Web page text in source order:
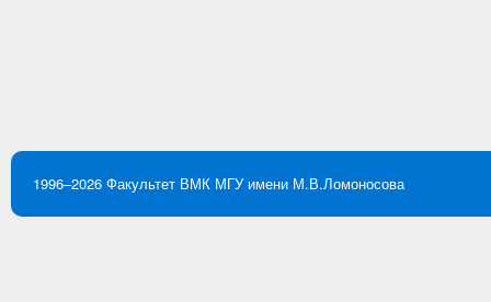
1996–2026 Факультет ВМК МГУ имени М.В.Ломоносова